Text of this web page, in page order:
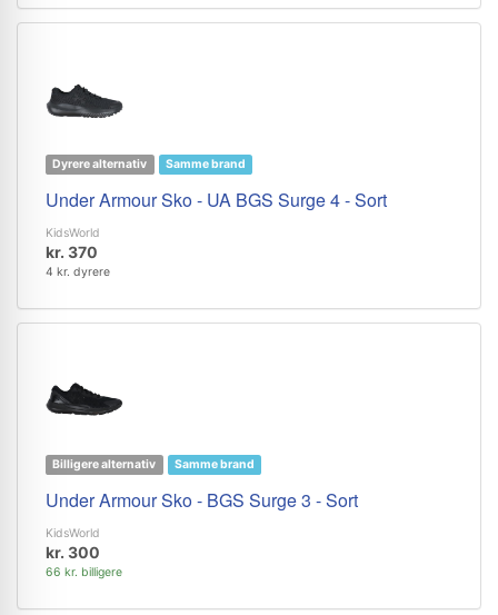
Dyrere alternativ Samme brand
Under Armour Sko - UA BGS Surge 4 - Sort
KidsWorld
kr. 370
4 kr. dyrere
Billigere alternativ Samme brand
Under Armour Sko - BGS Surge 3 - Sort
KidsWorld
kr. 300
66 kr. billigere